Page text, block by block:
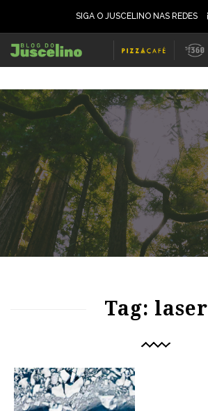
SIGA O JUSCELINO NAS REDES
Tag: laser